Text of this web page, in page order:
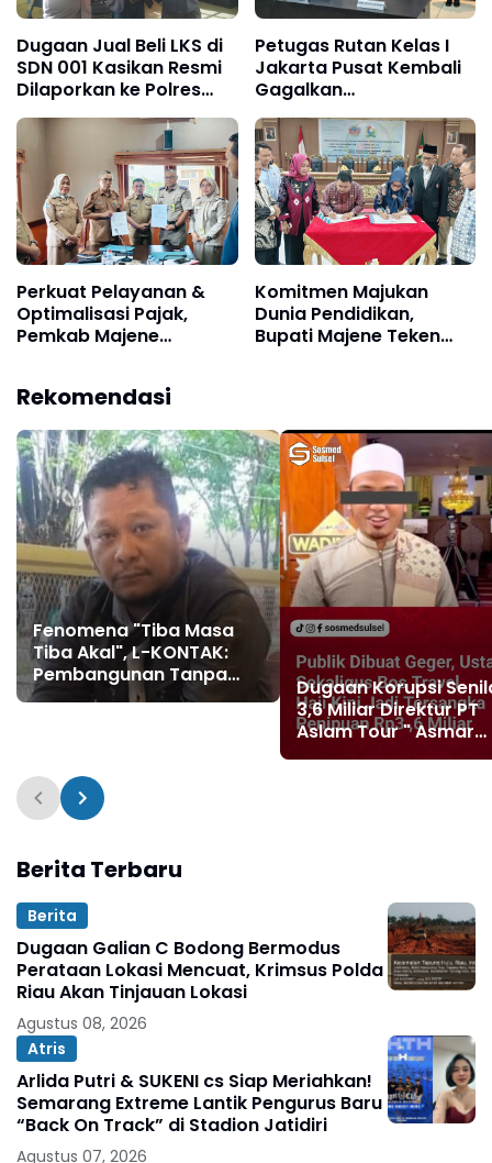
Dugaan Jual Beli LKS di
SDN 001 Kasikan Resmi
Dilaporkan ke Polres
Kampar, Pemred -
Pimum Metroterkini.id
Desak Usut Kasus Ini
Petugas Rutan Kelas I
Jakarta Pusat Kembali
Gagalkan
Penyelundupan Diduga
Sabu yang
Disembunyikan di
Pakaian Dalam
Pengunjung
Perkuat Pelayanan &
Optimalisasi Pajak,
Pemkab Majene
Pertanahan
Komitmen Majukan
Dunia Pendidikan,
Bupati Majene Teken
Rekomendasi
Fenomena "Tiba Masa
Tiba Akal", L-KONTAK:
Pembangunan Tanpa
Perencanaan Matang
Dugaan Korupsi
3,6 Miliar Direktur PT
Aslam Tour " Asmar
Lambo Dikabarkan di
Berita Terbaru
Berita
Dugaan Galian C Bodong Bermodus
Perataan Lokasi Mencuat, Krimsus Polda
Riau Akan Tinjauan Lokasi
Agustus 08, 2026
Atris
Arlida Putri & SUKENI cs Siap Meriahkan!
Semarang Extreme Lantik Pengurus Baru
“Back On Track” di Stadion Jatidiri
Agustus 07, 2026